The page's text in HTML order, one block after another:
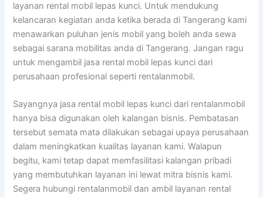
layanan rental mobil lepas kunci. Untuk mendukung
kelancaran kegiatan anda ketika berada di Tangerang kami
menawarkan puluhan jenis mobil yang boleh anda sewa
sebagai sarana mobilitas anda di Tangerang. Jangan ragu
untuk mengambil jasa rental mobil lepas kunci dari
perusahaan profesional seperti rentalanmobil.
Sayangnya jasa rental mobil lepas kunci dari rentalanmobil
hanya bisa digunakan oleh kalangan bisnis. Pembatasan
tersebut semata mata dilakukan sebagai upaya perusahaan
dalam meningkatkan kualitas layanan kami. Walapun
begitu, kami tetap dapat memfasilitasi kalangan pribadi
yang membutuhkan layanan ini lewat mitra bisnis kami.
Segera hubungi rentalanmobil dan ambil layanan rental